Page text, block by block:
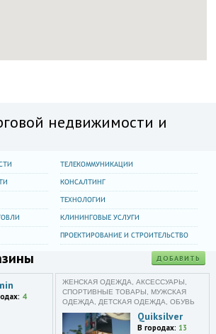
недвижимости и
ТЕЛЕКОММУНИКАЦИИ
КОНСАЛТИНГ
ТЕХНОЛОГИИ
КЛИНИНГОВЫЕ УСЛУГИ
ПРОЕКТИРОВАНИЕ И СТРОИТЕЛЬСТВО
ДОБАВИТЬ
4
ЖЕНСКАЯ ОДЕЖДА, АКСЕССУАРЫ,
СПОРТИВНЫЕ ТОВАРЫ, МУЖСКАЯ
ОДЕЖДА, ДЕТСКАЯ ОДЕЖДА, ОБУВЬ
Quiksilver
В городах: 13